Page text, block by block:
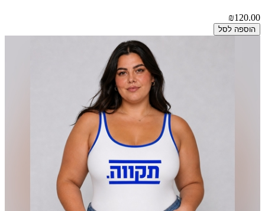
₪120.00
הוספה לסל